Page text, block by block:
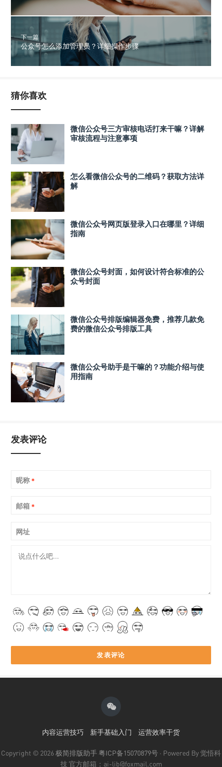
下一篇
公众号怎么添加管理员？详细操作步骤
猜你喜欢
微信公众号三方审核电话打来干嘛？详解
审核流程与注意事项
怎么看微信公众号的二维码？获取方法详
解
微信公众号网页版登录入口在哪里？详细
指南
微信公众号封面，如何设计符合标准的公
众号封面
微信公众号排版编辑器免费，推荐几款免
费的微信公众号排版工具
微信公众号助手是干嘛的？功能介绍与使
用指南
发表评论
昵称 *
邮箱 *
网址
内容运营技巧 新手基础入门 运营效率干货
Copyright © 2026极简排版助手粤ICP备15070879号 · Powered By 觉悟科
技 官方邮箱：ai-lib@foxmail.com